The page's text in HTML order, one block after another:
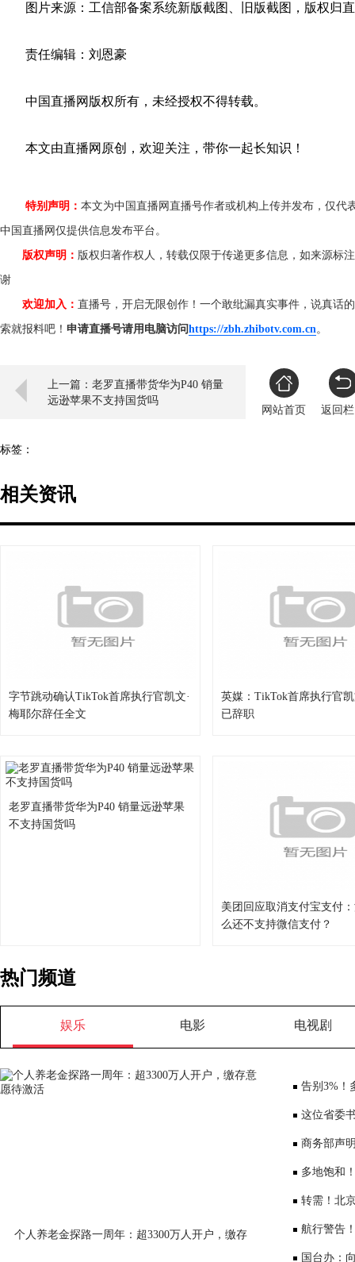
图片来源：工信部备案系统新版截图、旧版截图，版权归
责任编辑：刘恩豪
中国直播网版权所有，未经授权不得转载。
本文由直播网原创，欢迎关注，带你一起长知识！
特别声明： 本文为中国直播网直播号作者或机构上传并发布，仅
中国直播网仅提供信息发布平台。
版权声明： 版权归著作权人，转载仅限于传递更多信息，如来源标
谢
欢迎加入： 直播号，开启无限创作！一个敢纰漏真实事件，说真话
索就报料吧！ 申请直播号请用电脑访问https://zbh.zhibotv.com.cn。
上一篇：老罗直播带货华为P40 销量
远逊苹果不支持国货吗
网站首页
返回
标签：
相关资讯
字节跳动确认TikTok首席执行官凯文·
梅耶尔辞任全文
英媒：TikTok首席执行官
已辞职
老罗直播带货华为P40 销量远逊苹果
不支持国货吗
美团回应取消支付宝支付
么还不支持微信支付？
热门频道
娱乐 电影 电视剧
个人养老金探路一周年：超3300万人开户，缴存
告别3%！
将少3000元
这位省委
部、10位女
商务部声
大会”
多地饱和
序竞争仍是
转需！北
公布
航行警告
国台办：